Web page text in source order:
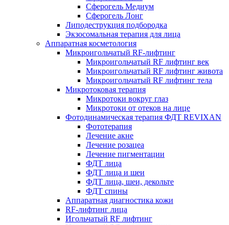
Сферогель Медиум
Сферогель Лонг
Липодеструкция подбородка
Экзосомальная терапия для лица
Аппаратная косметология
Микроигольчатый RF-лифтинг
Микроигольчатый RF лифтинг век
Микроигольчатый RF лифтинг живота
Микроигольчатый RF лифтинг тела
Микротоковая терапия
Микротоки вокруг глаз
Микротоки от отеков на лице
Фотодинамическая терапия ФДТ REVIXAN
Фототерапия
Лечение акне
Лечение розацеа
Лечение пигментации
ФДТ лица
ФДТ лица и шеи
ФДТ лица, шеи, декольте
ФДТ спины
Аппаратная диагностика кожи
RF-лифтинг лица
Игольчатый RF лифтинг